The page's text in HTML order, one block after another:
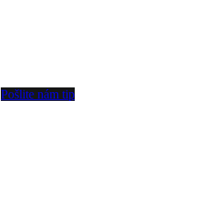
Pošlite nám tip